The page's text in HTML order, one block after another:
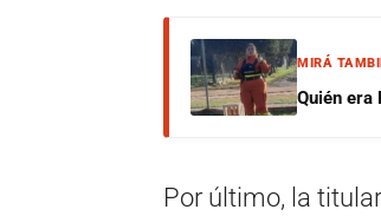
MIRÁ
Quién era
Por último, la